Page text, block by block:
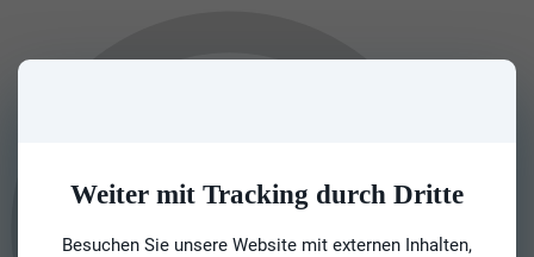
Weiter mit Tracking durch Dritte
Besuchen Sie unsere Website mit externen Inhalten,